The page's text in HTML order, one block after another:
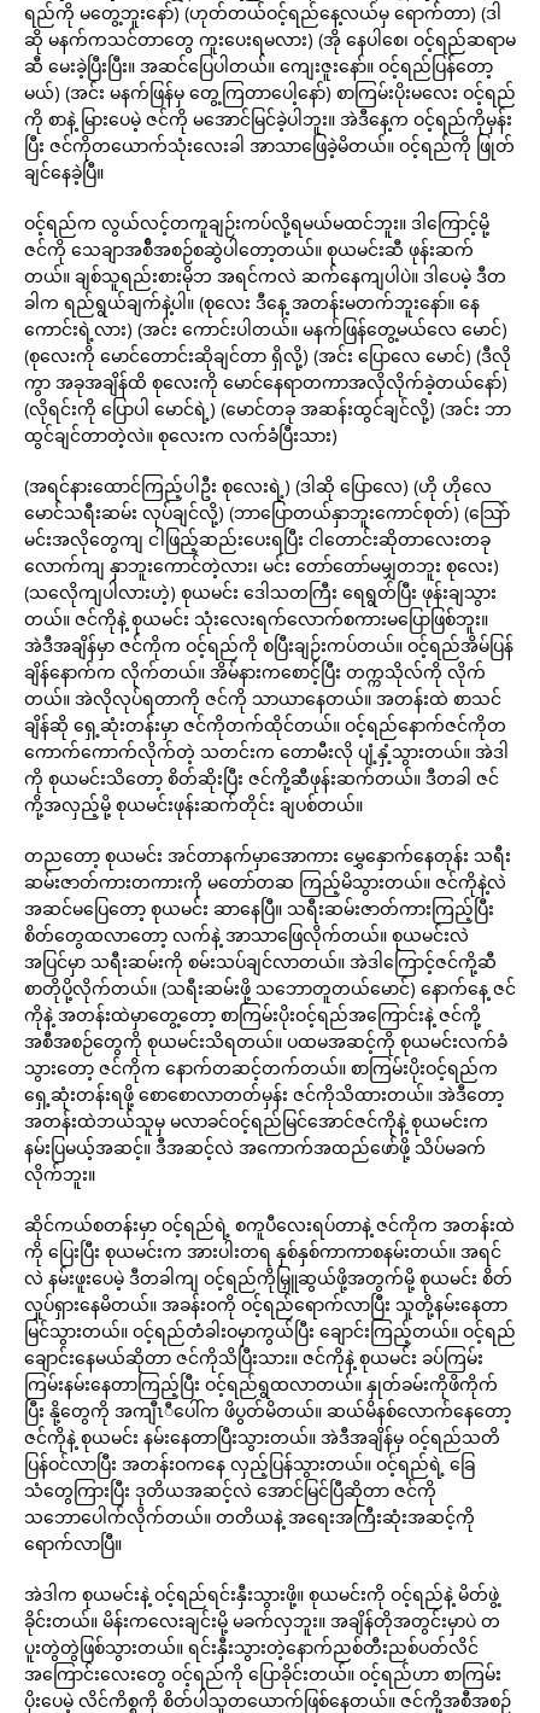
ရည်ကို မတွေ့ဘူးနော်) (ဟုတ်တယ်ဝင့်ရည်နေ့လယ်မှ ရောက်တာ) (ဒါ
ဆို မနက်ကသင်တာတွေ ကူးပေးရမလား) (အို နေပါစေ၊ ဝင့်ရည်ဆရာမ
ဆီ မေးခဲ့ပြီးပြီး။ အဆင်ပြေပါတယ်။ ကျေးဇူးနော်။ ဝင့်ရည်ပြန်တော့
မယ်) (အင်း မနက်ဖြန်မှ တွေ့ကြတာပေါ့နော်) စာကြမ်းပိုးမလေး ဝင့်ရည်
ကို စာနဲ့ မြားပေမဲ့ ဇင်ကို မအောင်မြင်ခဲ့ပါဘူး။ အဲဒီနေ့က ဝင့်ရည်ကိုမှန်း
ပြီး ဇင်ကိုတယောက်သုံးလေးခါ အာသာဖြေခဲ့မိတယ်။ ဝင့်ရည်ကို ဖြုတ်
ချင်နေခဲ့ပြီ။
ဝင့်ရည်က လွယ်လင့်တကူချဉ်းကပ်လို့ရမယ်မထင်ဘူး။ ဒါကြောင့်မို့
ဇင်ကို သေချာအစ်ီအစဉ်စဆွဲပါတော့တယ်။ စုယမင်းဆီ ဖုန်းဆက်
တယ်။ ချစ်သူရည်းစားမိုဘ အရင်ကလဲ ဆက်နေကျပါပဲ။ ဒါပေမဲ့ ဒီတ
ခါက ရည်ရွယ်ချက်နဲ့ပါ။ (စုလေး ဒီနေ့ အတန်းမတက်ဘူးနော်။ နေ
ကောင်းရဲ့လား) (အင်း ကောင်းပါတယ်။ မနက်ဖြန်တွေ့မယ်လေ မောင်)
(စုလေးကို မောင်တောင်းဆိုချင်တာ ရှိလို့) (အင်း ပြောလေ မောင်) (ဒီလို
ကွာ အခုအချိန်ထိ စုလေးကို မောင်နေရာတကာအလိုလိုက်ခဲ့တယ်နော်)
(လိုရင်းကို ပြောပါ မောင်ရဲ့) (မောင်တခု အဆန်းထွင်ချင်လို့) (အင်း ဘာ
ထွင်ချင်တာတဲ့လဲ။ စုလေးက လက်ခံပြီးသား)
(အရင်နားထောင်ကြည့်ပါဦး စုလေးရဲ့) (ဒါဆို ပြောလေ) (ဟို ဟိုလေ
မောင်သရီးဆမ်း လုပ်ချင်လို့) (ဘာပြောတယ်နှာဘူးကောင်စုတ်) (သြော်
မင်းအလိုတွေကျ ငါဖြည့်ဆည်းပေးရပြီး ငါတောင်းဆိုတာလေးတခု
လောက်ကျ နှာဘူးကောင်တဲ့လား၊ မင်း တော်တော်မမျှတဘူး စုလေး)
(သလေိုကျပါလားဟဲ့) စုယမင်း ဒေါသတကြီး ရေရွတ်ပြီး ဖုန်းချသွား
တယ်။ ဇင်ကိုနဲ့ စုယမင်း သုံးလေးရက်လောက်စကားမပြောဖြစ်ဘူး။
အဲဒီအချိန်မှာ ဇင်ကိုက ဝင့်ရည်ကို စပြီးချဉ်းကပ်တယ်။ ဝင့်ရည်အိမ်ပြန်
ချိန်နောက်က လိုက်တယ်။ အိမ်နားကစောင့်ပြီး တက္ကသိုလ်ကို လိုက်
တယ်။ အဲလိုလုပ်ရတာကို ဇင်ကို သာယာနေတယ်။ အတန်းထဲ စာသင်
ချိန်ဆို ရှေ့ဆုံးတန်းမှာ ဇင်ကိုတက်ထိုင်တယ်။ ဝင့်ရည်နောက်ဇင်ကိုတ
ကောက်ကောက်လိုက်တဲ့ သတင်းက တောမီးလို ပျံ့နှံ့သွားတယ်။ အဲဒါ
ကို စုယမင်းသိတော့ စိတ်ဆိုးပြီး ဇင်ကို့ဆီဖုန်းဆက်တယ်။ ဒီတခါ ဇင်
ကို့အလှည့်မို့ စုယမင်းဖုန်းဆက်တိုင်း ချပစ်တယ်။
တညတော့ စုယမင်း အင်တာနက်မှာအောကား မွှေနှောက်နေတုန်း သရီး
ဆမ်းဇာတ်ကားတကားကို မတော်တဆ ကြည့်မိသွားတယ်။ ဇင်ကိုနဲ့လဲ
အဆင်မပြေတော့ စုယမင်း ဆာနေပြီ။ သရီးဆမ်းဇာတ်ကားကြည့်ပြီး
စိတ်တွေထလာတော့ လက်နဲ့ အာသာဖြေလိုက်တယ်။ စုယမင်းလဲ
အပြင်မှာ သရီးဆမ်းကို စမ်းသပ်ချင်လာတယ်။ အဲဒါကြောင့်ဇင်ကို့ဆီ
စာတိုပို့လိုက်တယ်။ (သရီးဆမ်းဖို့ သဘောတူတယ်မောင်) နောက်နေ့ ဇင်
ကိုနဲ့ အတန်းထဲမှာတွေ့တော့ စာကြမ်းပိုးဝင့်ရည်အကြောင်းနဲ့ ဇင်ကို့
အစီအစဉ်တွေကို စုယမင်းသိရတယ်။ ပထမအဆင့်ကို စုယမင်းလက်ခံ
သွားတော့ ဇင်ကိုက နောက်တဆင့်တက်တယ်။ စာကြမ်းပိုးဝင့်ရည်က
ရှေ့ဆုံးတန်းရဖို့ စောစောလာတတ်မှန်း ဇင်ကိုသိထားတယ်။ အဲဒီတော့
အတန်းထဲဘယ်သူမှ မလာခင်ဝင့်ရည်မြင်အောင်ဇင်ကိုနဲ့ စုယမင်းက
နမ်းပြမယ့်အဆင့်။ ဒီအဆင့်လဲ အကောက်အထည်ဖော်ဖို့ သိပ်မခက်
လိုက်ဘူး။
ဆိုင်ကယ်စတန်းမှာ ဝင့်ရည်ရဲ့ စကူပီလေးရပ်တာနဲ့ ဇင်ကိုက အတန်းထဲ
ကို ပြေးပြီး စုယမင်းက အားပါးတရ နှစ်နှစ်ကာကာစနမ်းတယ်။ အရင်
လဲ နမ်းဖူးပေမဲ့ ဒီတခါကျ ဝင့်ရည်ကိုမြှူဆွယ်ဖို့အတွက်မို့ စုယမင်း စိတ်
လှုပ်ရှားနေမိတယ်။ အခန်းဝကို ဝင့်ရည်ရောက်လာပြီး သူတို့နမ်းနေတာ
မြင်သွားတယ်။ ဝင့်ရည်တံခါးဝမှာကွယ်ပြီး ချောင်းကြည့်တယ်။ ဝင့်ရည်
ချောင်းနေမယ်ဆိုတာ ဇင်ကိုသိပြီးသား။ ဇင်ကိုနဲ့ စုယမင်း ခပ်ကြမ်း
ကြမ်းနမ်းနေတာကြည့်ပြီး ဝင့်ရည်ရွထလာတယ်။ နှုတ်ခမ်းကိုဖိကိုက်
ပြီး နို့တွေကို အကျီၤီပေါ်က ဖိပွတ်မိတယ်။ ဆယ်မိနစ်လောက်နေတော့
ဇင်ကိုနဲ့ စုယမင်း နမ်းနေတာပြီးသွားတယ်။ အဲဒီအချိန်မှ ဝင့်ရည်သတိ
ပြန်ဝင်လာပြီး အတန်းဝကနေ လှည့်ပြန်သွားတယ်။ ဝင့်ရည်ရဲ့ ခြေ
သံတွေကြားပြီး ဒုတိယအဆင့်လဲ အောင်မြင်ပြီဆိုတာ ဇင်ကို
သဘောပေါက်လိုက်တယ်။ တတိယနဲ့ အရေးအကြီးဆုံးအဆင့်ကို
ရောက်လာပြီ။
အဲဒါက စုယမင်းနဲ့ ဝင့်ရည်ရင်းနှီးသွားဖို့။ စုယမင်းကို ဝင့်ရည်နဲ့ မိတ်ဖွဲ့
ခိုင်းတယ်။ မိန်းကလေးချင်းမို့ မခက်လှဘူး။ အချိန်တိုအတွင်းမှာပဲ တ
ပူးတွဲတွဲဖြစ်သွားတယ်။ ရင်းနှီးသွားတဲ့နောက်ညစ်တီးညစ်ပတ်လိင်
အကြောင်းလေးတွေ ဝင့်ရည်ကို ပြောခိုင်းတယ်။ ဝင့်ရည်ဟာ စာကြမ်း
ပိုးပေမဲ့ လိင်ကိစ္စကို စိတ်ပါသူတယောက်ဖြစ်နေတယ်။ ဇင်ကို့အစီအစဉ်